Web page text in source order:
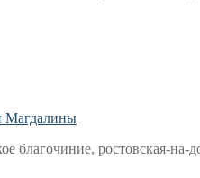
Магдалины
благочиние, ростовская-на-